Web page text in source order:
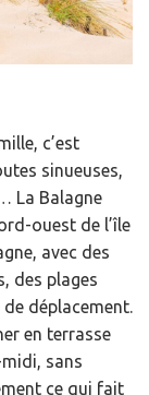
c’est
sinueuses,
La Balagne
ouest de l’île
avec des
des plages
déplacement.
en terrasse
sans
ce qui fait